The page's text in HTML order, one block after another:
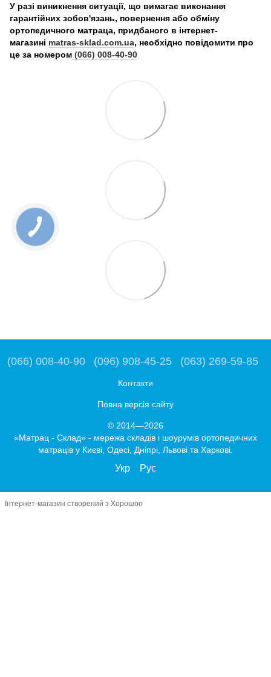
У разі виникнення ситуації, що вимагає виконання
гарантійних зобов'язань, повернення або обміну
ортопедичного матраца, придбаного в інтернет-
магазині matras-sklad.com.ua, необхідно повідомити про
це за номером (066) 008-40-90
(066) 008-40-90 (096) 908-45-25 (063) 269-59-85
Контакти
Повна версія сайту
© 2014—2026
«Матрац - Склад» - мережа складів і шоурумів ортопедичних
матраців у Києві, Одесі, Дніпрі, Львові та Харкові.
Укр Рус
Інтернет-магазин створений з Хорошоп